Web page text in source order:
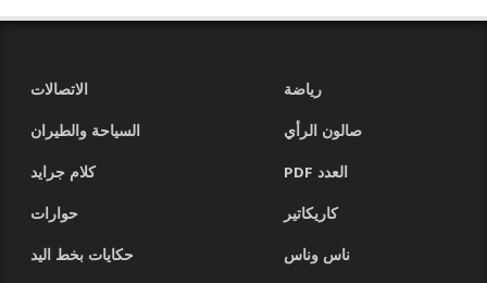
رياضة
الاتصالات
صالون الرأي
السياحة والطيران
العدد PDF
كلام جرايد
كاريكاتير
حوارات
ناس وناس
حكايات بخط اليد